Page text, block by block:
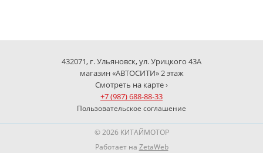
432071, г. Ульяновск, ул. Урицкого 43А
магазин «АВТОСИТИ» 2 этаж
Смотреть на карте ›
+7 (987) 688-88-33
Пользовательское соглашение
© 2026 КИТАЙМОТОР
Работает на ZetaWeb